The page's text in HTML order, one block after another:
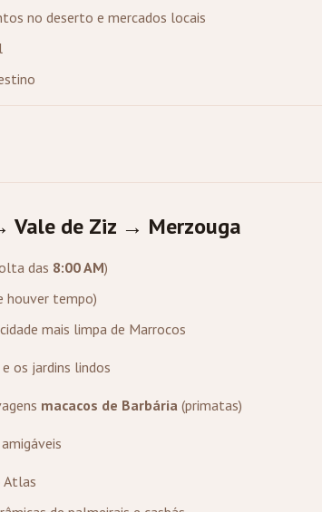
no deserto e mercados locais
de Ziz → Merzouga
das 8:00 AM)
houver tempo)
mais limpa de Marrocos
os jardins lindos
macacos de Barbária (primatas)
Atlas